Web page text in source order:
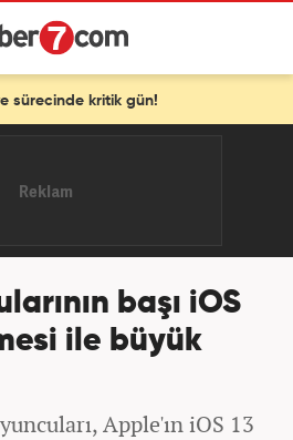
başı iOS
ile büyük
Apple'ın iOS 13